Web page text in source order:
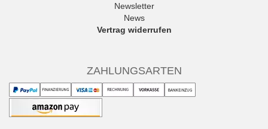
Newsletter
News
Vertrag widerrufen
ZAHLUNGSARTEN